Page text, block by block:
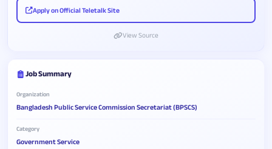
Apply on Official Teletalk Site
View Source
Job Summary
Organization
Bangladesh Public Service Commission Secretariat (BPSCS)
Category
Government Service